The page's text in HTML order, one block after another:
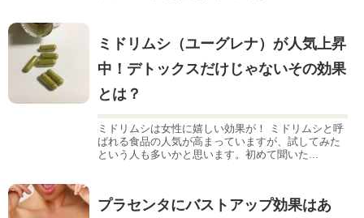
ミドリムシ（ユーグレナ）が人気上昇
中！デトックスだけじゃないその効果
とは？
ミドリムシは女性に嬉しい効果が！ ミドリムシと呼
ばれる食品の人気が高まっていますが、試してみた
という人も多いかと思います。初めて聞いた...
プラセンタにバストアップ効果はあ